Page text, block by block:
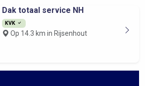
Dak totaal service NH
KVK
Op 14.3 km in Rijsenhout